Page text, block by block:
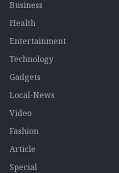
Business
Health
Entertainment
Technology
Gadgets
Local-News
Video
Fashion
Article
Special